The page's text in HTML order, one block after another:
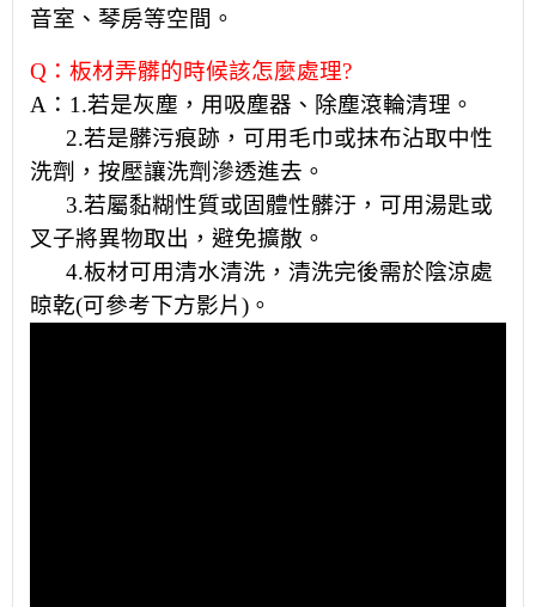
音室、琴房等空間。
Q：板材弄髒的時候該怎麼處理?
A：1.若是灰塵，用吸塵器、除塵滾輪清理。
2.若是髒污痕跡，可用毛巾或抹布沾取中性
洗劑，按壓讓洗劑滲透進去。
3.若屬黏糊性質或固體性髒汙，可用湯匙或
叉子將異物取出，避免擴散。
4.板材可用清水清洗，清洗完後需於陰涼處
晾乾(可參考下方影片)。